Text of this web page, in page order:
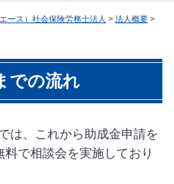
ース）社会保険労務士法人 > 法人概要>
での流れ
は、これから助成金申請を
で相談会を実施しており